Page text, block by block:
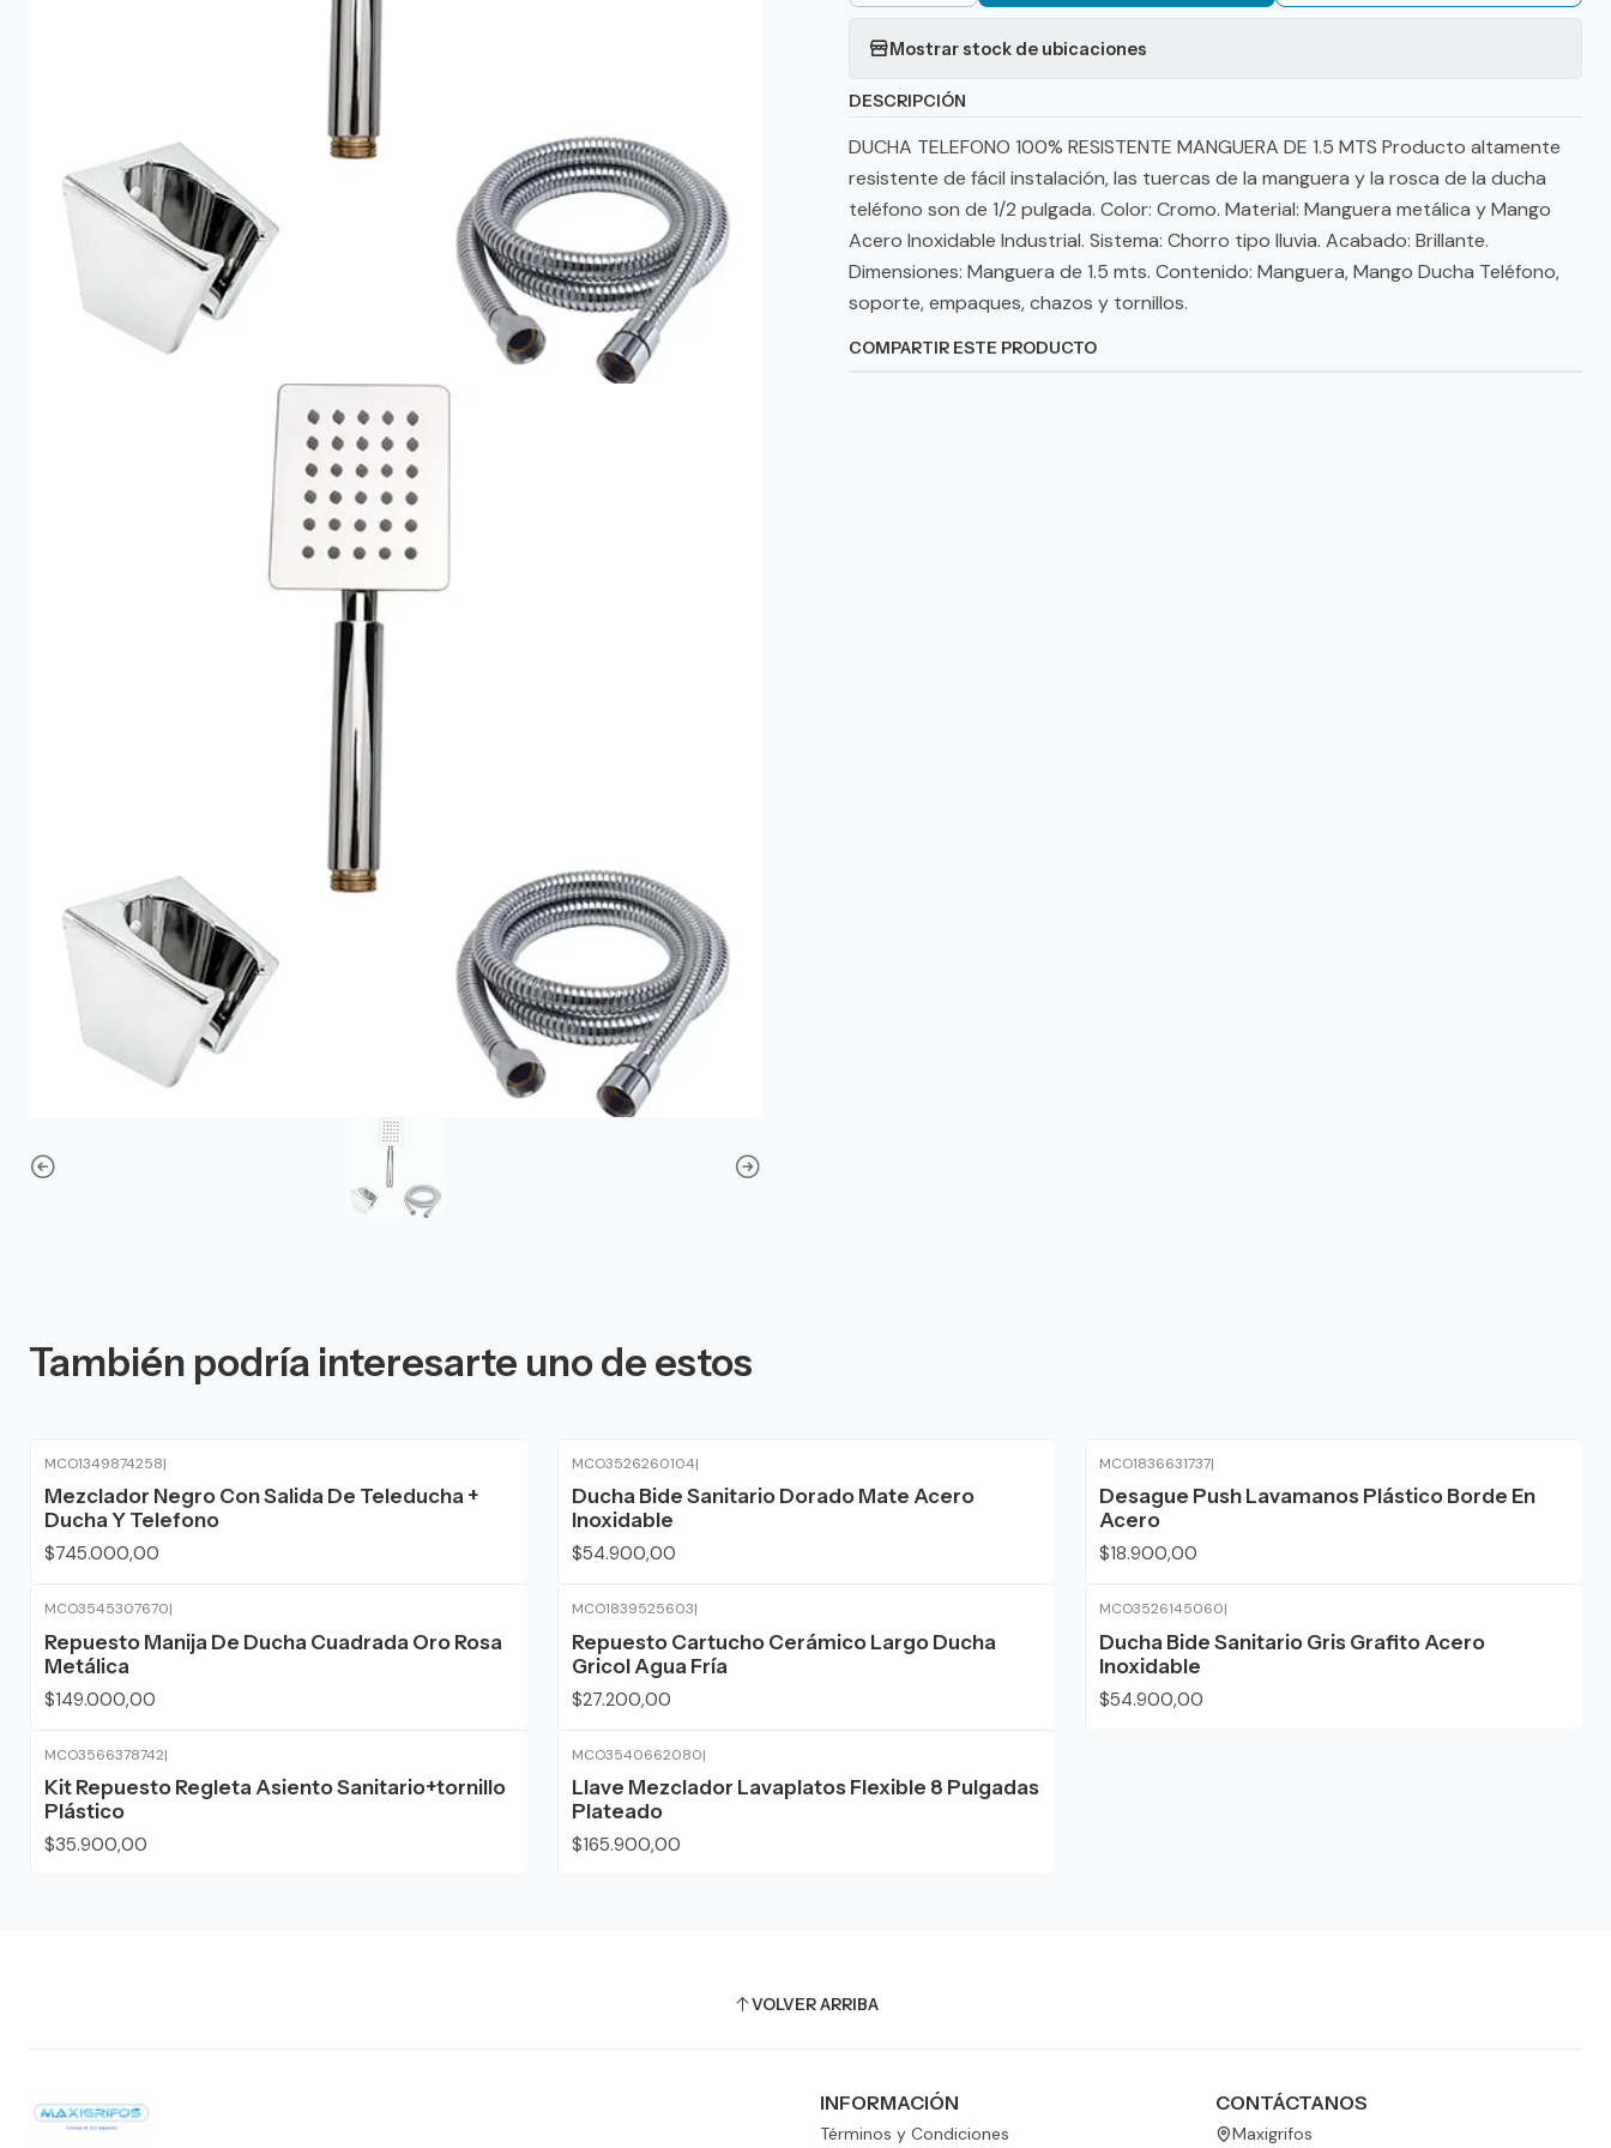
Mostrar stock de ubicaciones
DESCRIPCIÓN
DUCHA TELEFONO 100% RESISTENTE MANGUERA DE 1.5 MTS Producto altamente
resistente de fácil instalación, las tuercas de la manguera y la rosca de la ducha
teléfono son de 1/2 pulgada. Color: Cromo. Material: Manguera metálica y Mango
Acero Inoxidable Industrial. Sistema: Chorro tipo lluvia. Acabado: Brillante.
Dimensiones: Manguera de 1.5 mts. Contenido: Manguera, Mango Ducha Teléfono,
soporte, empaques, chazos y tornillos.
COMPARTIR ESTE PRODUCTO
También podría interesarte uno de estos
MCO1349874258|
Mezclador Negro Con Salida De Teleducha +
Ducha Y Telefono
$745.000,00
MCO3526260104|
Ducha Bide Sanitario Dorado Mate Acero
Inoxidable
$54.900,00
MCO1836631737|
Desague Push Lavamanos Plástico Borde En
Acero
$18.900,00
MCO3545307670|
Repuesto Manija De Ducha Cuadrada Oro Rosa
Metálica
$149.000,00
MCO1839525603|
Repuesto Cartucho Cerámico Largo Ducha
Gricol Agua Fría
$27.200,00
MCO3526145060|
Ducha Bide Sanitario Gris Grafito Acero
Inoxidable
$54.900,00
MCO3566378742|
Kit Repuesto Regleta Asiento Sanitario+tornillo
Plástico
$35.900,00
MCO3540662080|
Llave Mezclador Lavaplatos Flexible 8 Pulgadas
Plateado
$165.900,00
VOLVER ARRIBA
INFORMACIÓN
Términos y Condiciones
CONTÁCTANOS
Maxigrifos